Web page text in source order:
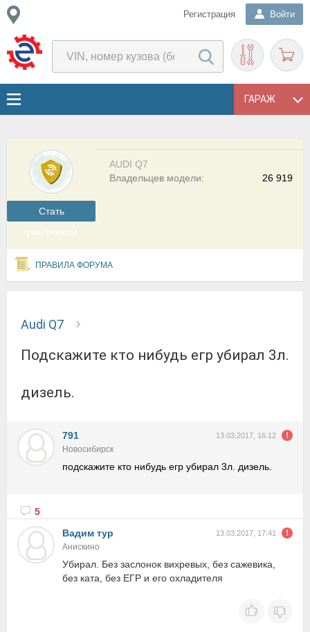
Регистрация Войти
ГАРАЖ
Cтать
участником
AUDI Q7
26 919
Владельцев модели:
ПРАВИЛА ФОРУМА
Audi Q7
подскажите кто нибудь егр убирал 3л.
дизель.
791 13.03.2017, 16:12
Новосибирск
подскажите кто нибудь егр убирал 3л. дизель.
5
Вадим тур
13.03.2017, 17:41
Анискино
Убирал. Без заслонок вихревых, без сажевика,
без ката, без ЕГР и его охладителя